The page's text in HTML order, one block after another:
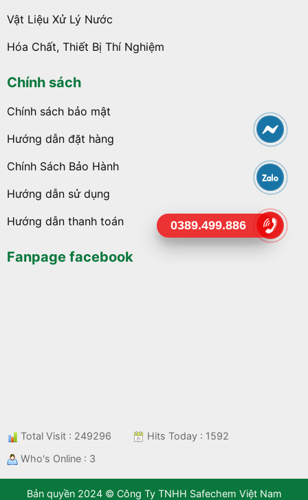
Vật Liệu Xử Lý Nước
Hóa Chất, Thiết Bị Thí Nghiệm
Chính sách
Chính sách bảo mật
Hướng dẫn đặt hàng
Chính Sách Bảo Hành
Hướng dẫn sử dụng
Hướng dẫn thanh toán
Fanpage facebook
Total Visit : 249296
Hits Today : 1592
Who's Online : 3
Bản quyền 2024 © Công Ty TNHH Safechem Việt Nam
0389.499.886